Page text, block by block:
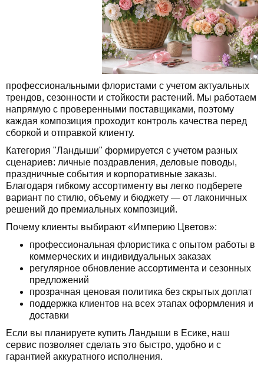
профессиональными флористами с учетом актуальных
трендов, сезонности и стойкости растений. Мы работаем
напрямую с проверенными поставщиками, поэтому
каждая композиция проходит контроль качества перед
сборкой и отправкой клиенту.
Категория "Ландыши" формируется с учетом разных
сценариев: личные поздравления, деловые поводы,
праздничные события и корпоративные заказы.
Благодаря гибкому ассортименту вы легко подберете
вариант по стилю, объему и бюджету — от лаконичных
решений до премиальных композиций.
Почему клиенты выбирают «Империю Цветов»:
профессиональная флористика с опытом работы в
коммерческих и индивидуальных заказах
регулярное обновление ассортимента и сезонных
предложений
прозрачная ценовая политика без скрытых доплат
поддержка клиентов на всех этапах оформления и
доставки
Если вы планируете купить Ландыши в Есике, наш
сервис позволяет сделать это быстро, удобно и с
гарантией аккуратного исполнения.